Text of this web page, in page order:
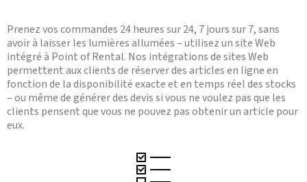
Prenez vos commandes 24 heures sur 24, 7 jours sur 7, sans
avoir à laisser les lumières allumées – utilisez un site Web
intégré à Point of Rental. Nos intégrations de sites Web
permettent aux clients de réserver des articles en ligne en
fonction de la disponibilité exacte et en temps réel des stocks
– ou même de générer des devis si vous ne voulez pas que les
clients pensent que vous ne pouvez pas obtenir un article pour
eux.